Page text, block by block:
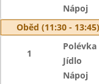
Nápoj
Oběd (11:30 - 13:45)
1
Polévka
Jídlo
Nápoj